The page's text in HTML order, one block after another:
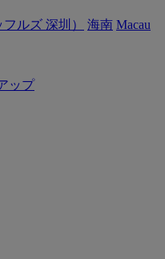
フルズ 深圳）
海南 Macau
ップ